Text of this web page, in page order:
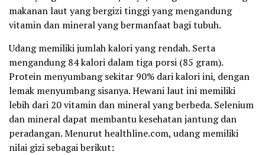
makanan laut yang bergizi tinggi yang mengandung
vitamin dan mineral yang bermanfaat bagi tubuh.
Udang memiliki jumlah kalori yang rendah. Serta
mengandung 84 kalori dalam tiga porsi (85 gram).
Protein menyumbang sekitar 90% dari kalori ini, dengan
lemak menyumbang sisanya. Hewani laut ini memiliki
lebih dari 20 vitamin dan mineral yang berbeda. Selenium
dan mineral dapat membantu kesehatan jantung dan
peradangan. Menurut healthline.com, udang memiliki
nilai gizi sebagai berikut: